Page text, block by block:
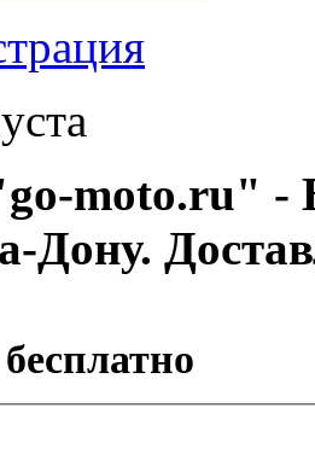
moto.ru" -
Дону.